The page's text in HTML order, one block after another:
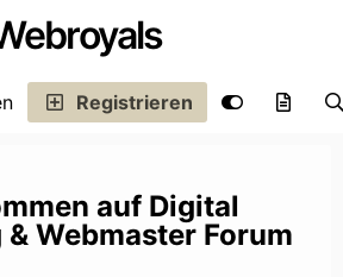
Registrieren
Digital
Webmaster Forum